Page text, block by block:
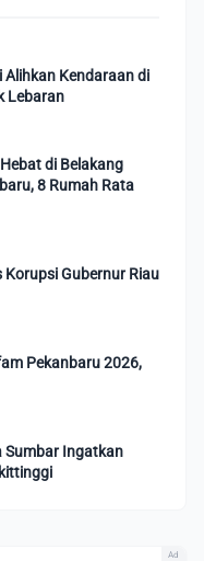
Alihkan Kendaraan di
Lebaran
di Belakang
8 Rumah Rata
Korupsi Gubernur Riau
Pekanbaru 2026,
Sumbar Ingatkan
Ad